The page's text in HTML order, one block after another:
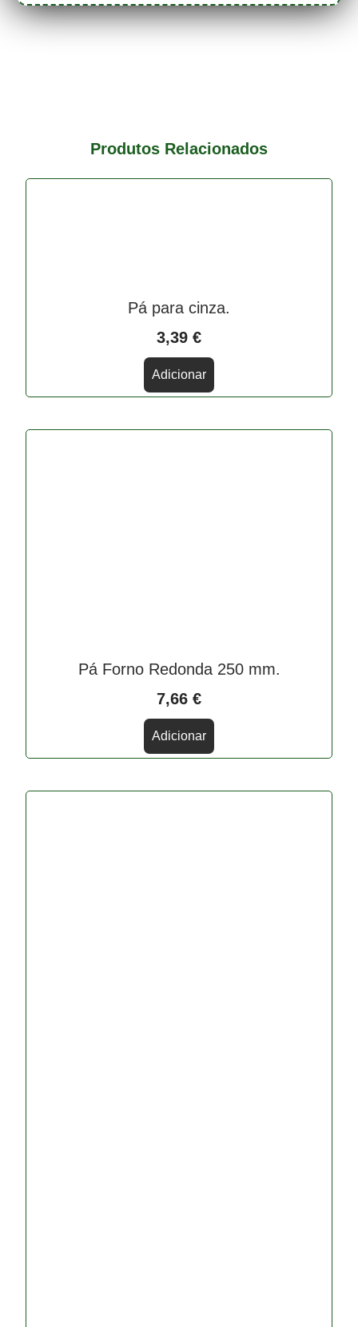
Produtos Relacionados
Pá para cinza.
3,39 €
Adicionar
Pá Forno Redonda 250 mm.
7,66 €
Adicionar